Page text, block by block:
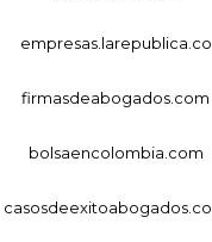
empresas.larepublica.co
firmasdeabogados.com
bolsaencolombia.com